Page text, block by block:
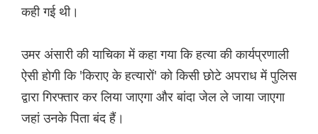
कही गई थी।
उमर अंसारी की याचिका में कहा गया कि हत्या की कार्यप्रणाली
ऐसी होगी कि 'किराए के हत्यारों' को किसी छोटे अपराध में पुलिस
द्वारा गिरफ्तार कर लिया जाएगा और बांदा जेल ले जाया जाएगा
जहां उनके पिता बंद हैं।